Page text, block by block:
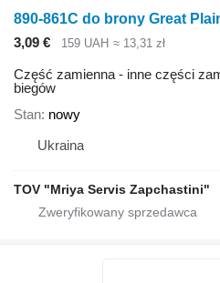
890-861C do brony Great
3,09 €
159 UAH ≈ 13,31 zł
Część zamienna - inne części
biegów
Stan nowy
Ukraina
TOV "Mriya Servis Zapchastini"